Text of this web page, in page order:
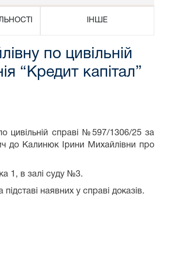
ІНШЕ
по цивільній
“Кредит капітал”
цивільній справі №597/1306/25 за
до Калинюк Ірини Михайлівни про
1, в залі суду №3.
наявних у справі доказів.